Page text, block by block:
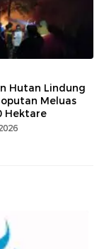
Hutan Lindung
Meluas
Hektare